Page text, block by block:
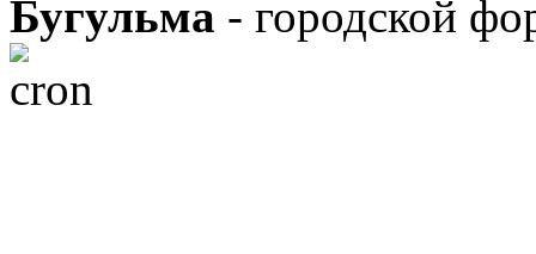
Бугульма - городской